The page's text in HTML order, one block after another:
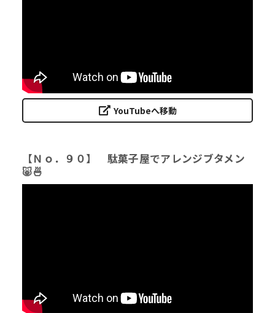
YouTubeへ移動
【Ｎｏ．９０】 駄菓子屋でアレンジブタメン
🐷🍜